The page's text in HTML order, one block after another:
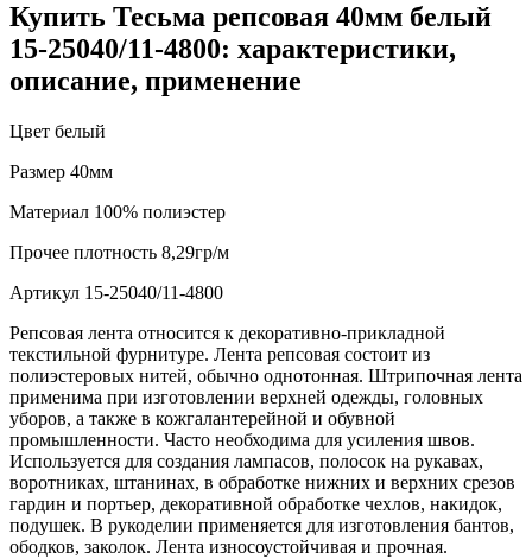
Купить Тесьма репсовая 40мм белый
15-25040/11-4800: характеристики,
описание, применение
Цвет белый
Размер 40мм
Материал 100% полиэстер
Прочее плотность 8,29гр/м
Артикул 15-25040/11-4800
Репсовая лента относится к декоративно-прикладной
текстильной фурнитуре. Лента репсовая состоит из
полиэстеровых нитей, обычно однотонная. Штрипочная лента
применима при изготовлении верхней одежды, головных
уборов, а также в кожгалантерейной и обувной
промышленности. Часто необходима для усиления швов.
Используется для создания лампасов, полосок на рукавах,
воротниках, штанинах, в обработке нижних и верхних срезов
гардин и портьер, декоративной обработке чехлов, накидок,
подушек. В рукоделии применяется для изготовления бантов,
ободков, заколок. Лента износоустойчивая и прочная.